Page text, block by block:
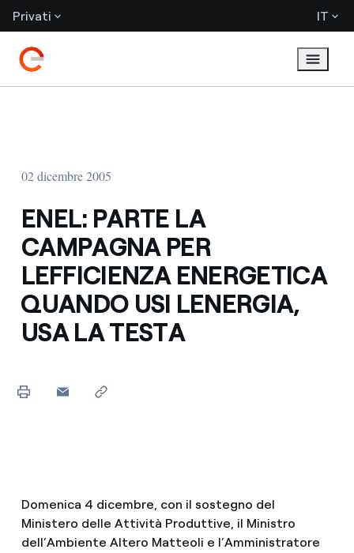
Privati IT
02 dicembre 2005
ENEL: PARTE LA
CAMPAGNA PER
LEFFICIENZA ENERGETICA
QUANDO USI LENERGIA,
USA LA TESTA
Domenica 4 dicembre, con il sostegno del
Ministero delle Attività Produttive, il Ministro
dell’Ambiente Altero Matteoli e l’Amministratore